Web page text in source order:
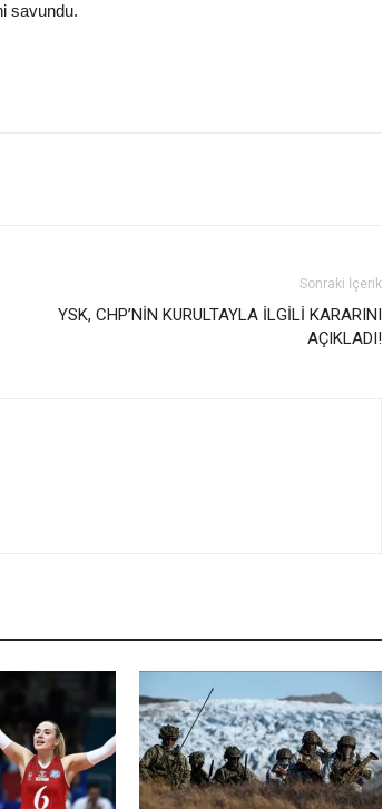
savundu.
Sonraki İçerik
YSK, CHP’NİN KURULTAYLA İLGİLİ KARARINI
AÇIKLADI!